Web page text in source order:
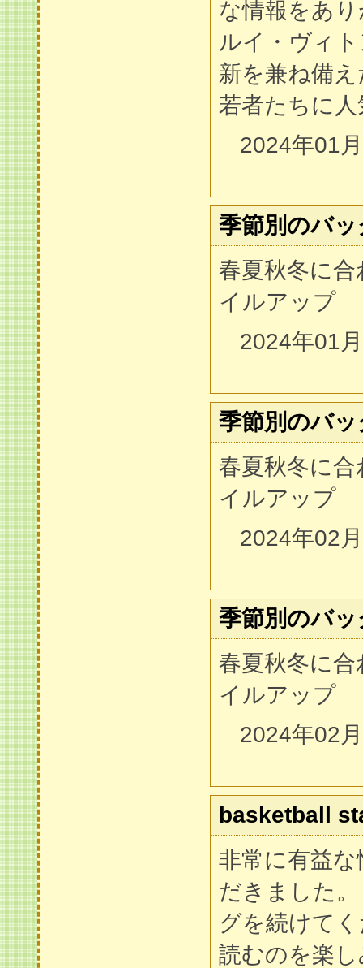
な情報をあ
ルイ・ヴィ
新を兼ね備
若者たちに
2024年01
季節別のバ
春夏秋冬に
イルアップ
2024年01
季節別のバ
春夏秋冬に
イルアップ
2024年02
季節別のバ
春夏秋冬に
イルアップ
2024年02
basketball
非常に有益
だきました
グを続けて
読むのを楽